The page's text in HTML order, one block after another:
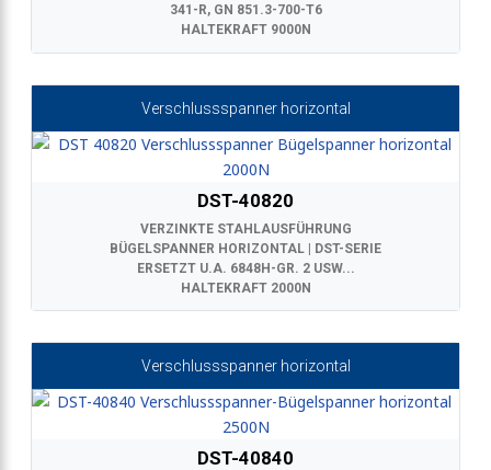
341-R, GN 851.3-700-T6
HALTEKRAFT 9000N
Verschlussspanner horizontal
DST-40820
VERZINKTE STAHLAUSFÜHRUNG
BÜGELSPANNER HORIZONTAL | DST-SERIE
ERSETZT U.A. 6848H-GR. 2 USW...
HALTEKRAFT 2000N
Verschlussspanner horizontal
DST-40840